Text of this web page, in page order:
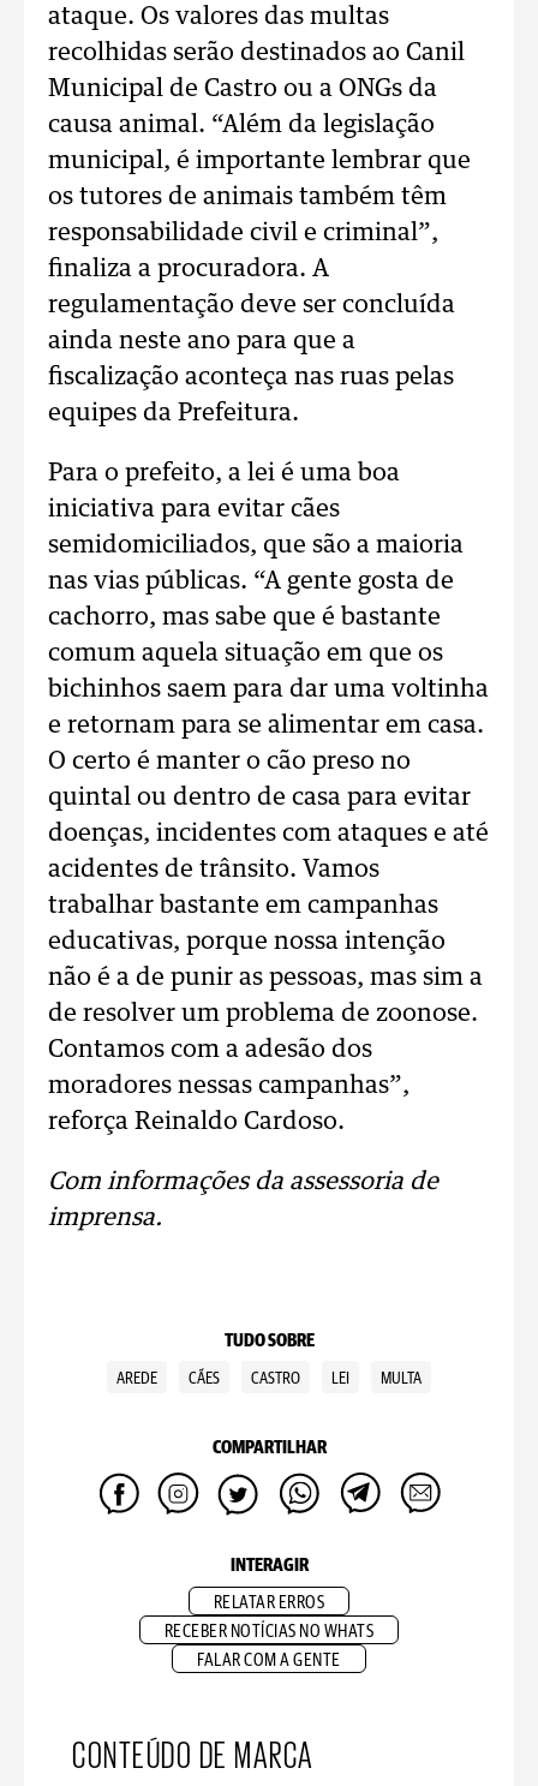
ataque. Os valores das multas
recolhidas serão destinados ao Canil
Municipal de Castro ou a ONGs da
causa animal. “Além da legislação
municipal, é importante lembrar que
os tutores de animais também têm
responsabilidade civil e criminal”,
finaliza a procuradora. A
regulamentação deve ser concluída
ainda neste ano para que a
fiscalização aconteça nas ruas pelas
equipes da Prefeitura.
Para o prefeito, a lei é uma boa
iniciativa para evitar cães
semidomiciliados, que são a maioria
nas vias públicas. “A gente gosta de
cachorro, mas sabe que é bastante
comum aquela situação em que os
bichinhos saem para dar uma voltinha
e retornam para se alimentar em casa.
O certo é manter o cão preso no
quintal ou dentro de casa para evitar
doenças, incidentes com ataques e até
acidentes de trânsito. Vamos
trabalhar bastante em campanhas
educativas, porque nossa intenção
não é a de punir as pessoas, mas sim a
de resolver um problema de zoonose.
Contamos com a adesão dos
moradores nessas campanhas”,
reforça Reinaldo Cardoso.
Com informações da assessoria de
imprensa.
TUDO SOBRE
AREDE CÃES CASTRO LEI MULTA
COMPARTILHAR
INTERAGIR
RELATAR ERROS
RECEBER NOTÍCIAS NO WHATS
FALAR COM A GENTE
CONTEÚDO DE MARCA